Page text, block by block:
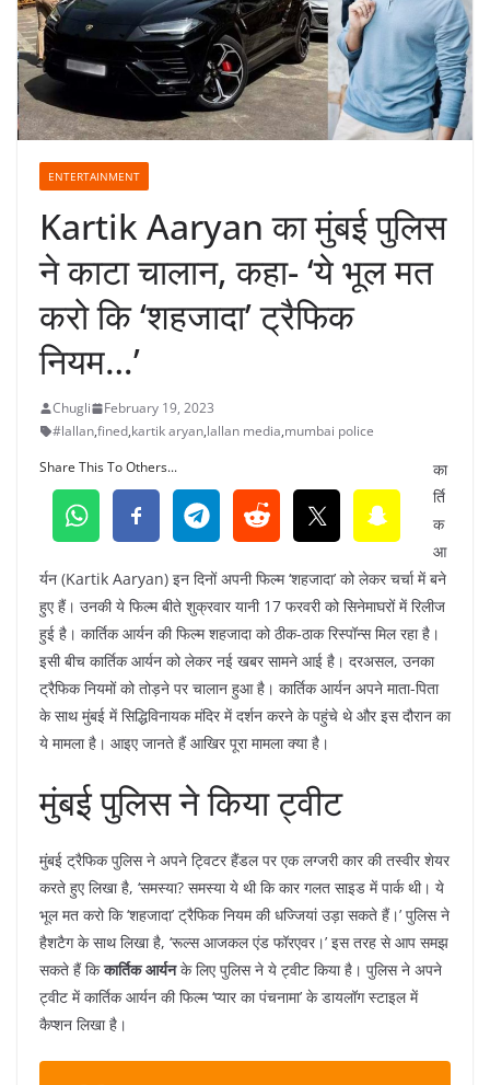
ENTERTAINMENT
Kartik Aaryan का मुंबई पुलिस
ने काटा चालान, कहा- ‘ये भूल मत
करो कि ‘शहजादा’ ट्रैफिक
नियम…’
Chugli
February 19, 2023
#lallan,fined,kartik aryan,lallan media,mumbai police
Share This To Others...
का
र्ति
क
आ
र्यन (Kartik Aaryan) इन दिनों अपनी फिल्म ‘शहजादा’ को लेकर चर्चा में बने
हुए हैं। उनकी ये फिल्म बीते शुक्रवार यानी 17 फरवरी को सिनेमाघरों में रिलीज
हुई है। कार्तिक आर्यन की फिल्म शहजादा को ठीक-ठाक रिस्पॉन्स मिल रहा है।
इसी बीच कार्तिक आर्यन को लेकर नई खबर सामने आई है। दरअसल, उनका
ट्रैफिक नियमों को तोड़ने पर चालान हुआ है। कार्तिक आर्यन अपने माता-पिता
के साथ मुंबई में सिद्धिविनायक मंदिर में दर्शन करने के पहुंचे थे और इस दौरान का
ये मामला है। आइए जानते हैं आखिर पूरा मामला क्या है।
मुंबई पुलिस ने किया ट्वीट
मुंबई ट्रैफिक पुलिस ने अपने ट्विटर हैंडल पर एक लग्जरी कार की तस्वीर शेयर
करते हुए लिखा है, ‘समस्या? समस्या ये थी कि कार गलत साइड में पार्क थी। ये
भूल मत करो कि ‘शहजादा’ ट्रैफिक नियम की धज्जियां उड़ा सकते हैं।’ पुलिस ने
हैशटैग के साथ लिखा है, ‘रूल्स आजकल एंड फॉरएवर।’ इस तरह से आप समझ
सकते हैं किकार्तिक आर्यनके लिए पुलिस ने ये ट्वीट किया है। पुलिस ने अपने
ट्वीट में कार्तिक आर्यन की फिल्म ‘प्यार का पंचनामा’ के डायलॉग स्टाइल में
कैप्शन लिखा है।